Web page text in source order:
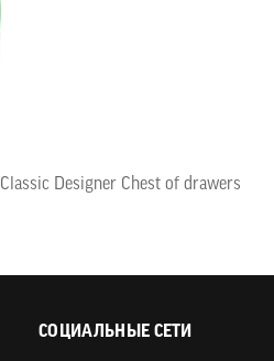
Classic Designer Chest of drawers
СОЦИАЛЬНЫЕ СЕТИ